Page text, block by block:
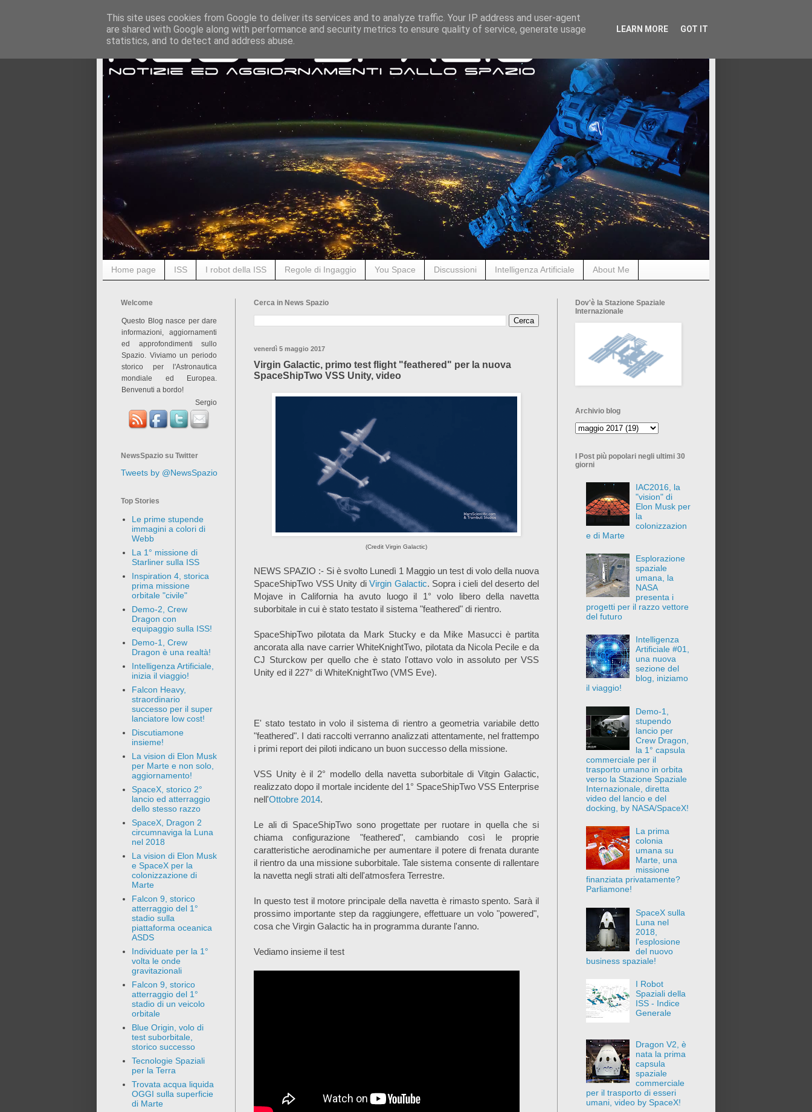
Home page ISS I robot della ISS Regole di Ingaggio You Space Discussioni Intelligenza Artificiale About Me
Cerca in News Spazio
venerdì 5 maggio 2017
Virgin Galactic, primo test flight "feathered" per la nuova
SpaceShipTwo VSS Unity, video
(Credit Virgin Galactic)
NEWS SPAZIO :- Si è svolto Lunedì 1 Maggio un test di volo della nuova
SpaceShipTwo VSS Unity diVirgin Galactic. Sopra i cieli del deserto del
Mojave in California ha avuto luogo il 1° volo libero della navetta
suborbitale in cui è stato testato il sistema "feathered" di rientro.
SpaceShipTwo pilotata da Mark Stucky e da Mike Masucci è partita
ancorata alla nave carrier WhiteKnightTwo, pilotata da Nicola Pecile e da
CJ Sturckow per quello che è stato l'ottavo volo in assoluto per VSS
Unity ed il 227° di WhiteKnightTwo (VMS Eve).
E' stato testato in volo il sistema di rientro a geometria variabile detto
"feathered". I dati raccolti verranno analizzati attentamente, nel frattempo
i primi report dei piloti indicano un buon successo della missione.
VSS Unity è il 2° modello della navetta suborbitale di Vitgin Galactic,
realizzato dopo il mortale incidente del 1° SpaceShipTwo VSS Enterprise
nell'Ottobre 2014.
Le ali di SpaceShipTwo sono progettate per ruotare in quella che si
chiama configurazione "feathered", cambiando così le proprie
caratteristiche aerodinamiche per aumentare il potere di frenata durante
il rientro da una missione suborbitale. Tale sistema consente di rallentare
la navetta negli strati alti dell'atmosfera Terrestre.
In questo test il motore principale della navetta è rimasto spento. Sarà il
prossimo importante step da raggiungere, effettuare un volo "powered",
cosa che Virgin Galactic ha in programma durante l'anno.
Vediamo insieme il test
Welcome
Questo Blog nasce per dare
informazioni, aggiornamenti
ed approfondimenti sullo
Spazio. Viviamo un periodo
storico per l'Astronautica
mondiale ed Europea.
Benvenuti a bordo!
Sergio
NewsSpazio su Twitter
Tweets by @NewsSpazio
Top Stories
Le prime stupende
immagini a colori di
Webb
La 1° missione di
Starliner sulla ISS
Inspiration 4, storica
prima missione
orbitale "civile"
Demo-2, Crew
Dragon con
equipaggio sulla ISS!
Demo-1, Crew
Dragon è una realtà!
Intelligenza Artificiale,
inizia il viaggio!
Falcon Heavy,
straordinario
successo per il super
lanciatore low cost!
Discutiamone
insieme!
La vision di Elon Musk
per Marte e non solo,
aggiornamento!
SpaceX, storico 2°
lancio ed atterraggio
dello stesso razzo
SpaceX, Dragon 2
circumnaviga la Luna
nel 2018
La vision di Elon Musk
e SpaceX per la
colonizzazione di
Marte
Falcon 9, storico
atterraggio del 1°
stadio sulla
piattaforma oceanica
ASDS
Individuate per la 1°
volta le onde
gravitazionali
Falcon 9, storico
atterraggio del 1°
stadio di un veicolo
orbitale
Blue Origin, volo di
test suborbitale,
storico successo
Tecnologie Spaziali
per la Terra
Trovata acqua liquida
OGGI sulla superficie
di Marte
Dov'è la Stazione Spaziale
Internazionale
Archivio blog
I Post più popolari negli ultimi 30
giorni
IAC2016, la
"vision" di
Elon Musk per
la
colonizzazion
e di Marte
Esplorazione
spaziale
umana, la
NASA
presenta i
progetti per il razzo vettore
del futuro
Intelligenza
Artificiale #01,
una nuova
sezione del
blog, iniziamo
il viaggio!
Demo-1,
stupendo
lancio per
Crew Dragon,
la 1° capsula
commerciale per il
trasporto umano in orbita
verso la Stazione Spaziale
Internazionale, diretta
video del lancio e del
docking, by NASA/SpaceX!
La prima
colonia
umana su
Marte, una
missione
finanziata privatamente?
Parliamone!
SpaceX sulla
Luna nel
2018,
l'esplosione
del nuovo
business spaziale!
I Robot
Spaziali della
ISS - Indice
Generale
Dragon V2, è
nata la prima
capsula
spaziale
commerciale
per il trasporto di esseri
umani, video by SpaceX!
This site uses cookies from Google to deliver its services and to analyze traffic. Your IP address and user-agent
are shared with Google along with performance and security metrics to ensure quality of service, generate usage
statistics, and to detect and address abuse.
LEARN MORE GOT IT